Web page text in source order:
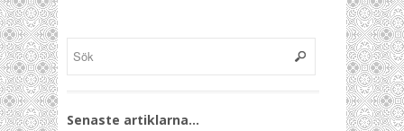
Senaste artiklarna…